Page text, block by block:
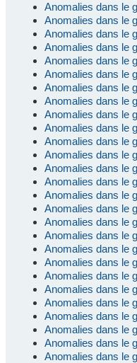
Anomalies dans le
Anomalies dans le
Anomalies dans le
Anomalies dans le
Anomalies dans le
Anomalies dans le
Anomalies dans le
Anomalies dans le
Anomalies dans le
Anomalies dans le
Anomalies dans le
Anomalies dans le
Anomalies dans le
Anomalies dans le
Anomalies dans le
Anomalies dans le
Anomalies dans le
Anomalies dans le
Anomalies dans le
Anomalies dans le
Anomalies dans le
Anomalies dans le
Anomalies dans le
Anomalies dans le
Anomalies dans le
Anomalies dans le
Anomalies dans le